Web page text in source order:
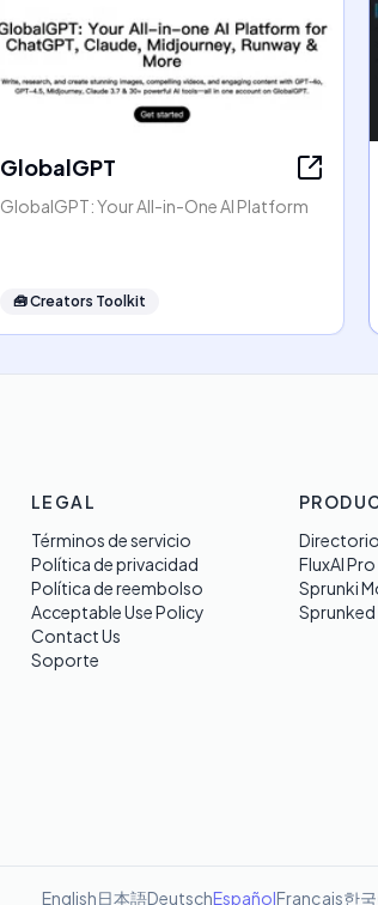
GlobalGPT
GlobalGPT: Your All-in-One AI Platform
🧰Creators Toolkit
LEGAL
Términos de servicio
Política de privacidad
Política de reembolso
Acceptable Use Policy
Contact Us
Soporte
FluxAI Pro
Sprunki
Sprunked
English日本語DeutschEspañolFrançais한